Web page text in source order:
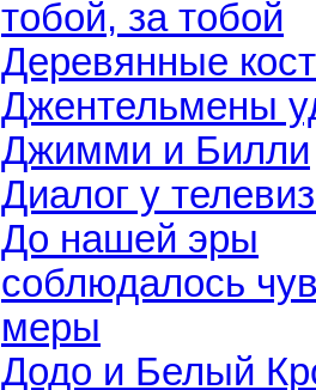
тобой, за тобой
Деревянные
Джентельмены
Джимми и Билли
Диалог у
До нашей эры
соблюдалось
меры
Додо и Белый